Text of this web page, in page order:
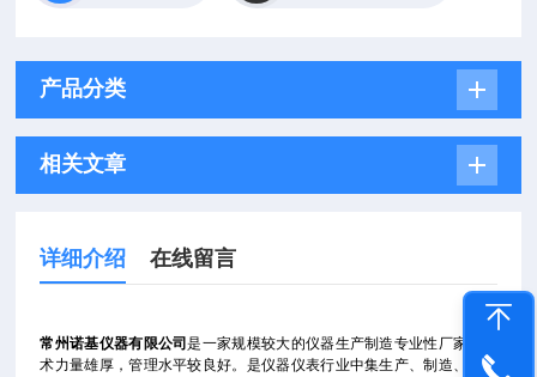
产品分类
相关文章
详细介绍 在线留言
常州诺基仪器有限公司是一家规模较大的仪器生产制造专业性厂家，技
术力量雄厚，管理水平较良好。是仪器仪表行业中集生产、制造、销售